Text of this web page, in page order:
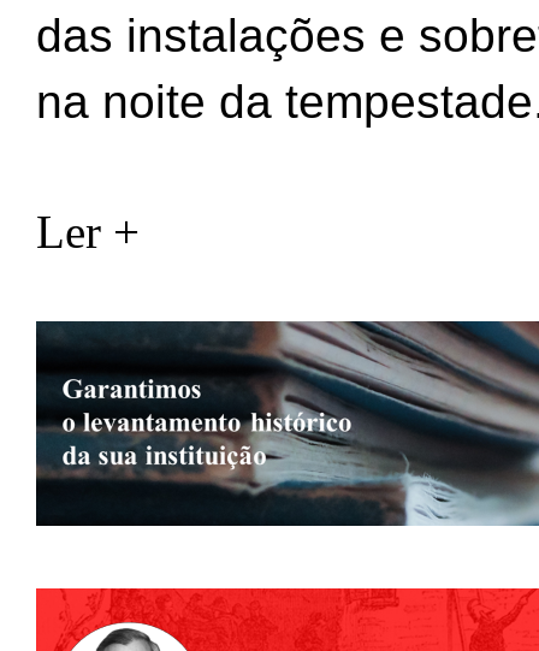
das instalações e
na noite da
Ler +